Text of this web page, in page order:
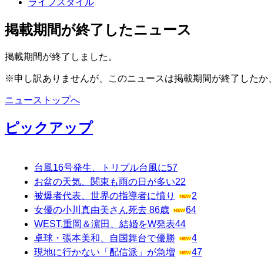
ライフスタイル
掲載期間が終了したニュース
掲載期間が終了しました。
※申し訳ありませんが、このニュースは掲載期間が終了した
ニューストップへ
ピックアップ
台風16号発生、トリプル台風に57
お盆の天気、関東も雨の日が多い22
被爆者代表、世界の指導者に憤り
2
女優の小川真由美さん死去 86歳
64
WEST.重岡＆濵田、結婚をW発表44
卓球・張本美和、自国舞台で優勝
4
現地に行かない「配信派」が急増
47